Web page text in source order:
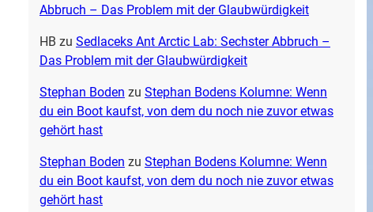
Abbruch – Das Problem mit der Glaubwürdigkeit
HB zu Sedlaceks Ant Arctic Lab: Sechster Abbruch –
Das Problem mit der Glaubwürdigkeit
Stephan Boden zu Stephan Bodens Kolumne: Wenn
du ein Boot kaufst, von dem du noch nie zuvor etwas
gehört hast
Stephan Boden zu Stephan Bodens Kolumne: Wenn
du ein Boot kaufst, von dem du noch nie zuvor etwas
gehört hast